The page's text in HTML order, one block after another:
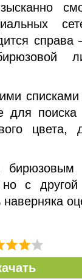
справа
списками
для
цвета,
но с
наверняка